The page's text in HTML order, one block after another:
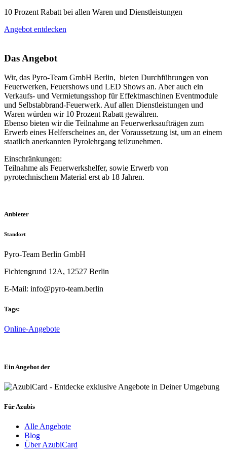
10 Prozent Rabatt bei allen Waren und Dienstleistungen
Angebot entdecken
Das Angebot
Wir, das Pyro-Team GmbH Berlin, bieten Durchführungen von
Feuerwerken, Feuershows und LED Shows an. Aber auch ein
Verkaufs- und Vermietungsshop für Effektmaschinen Eventmodule
und Selbstabbrand-Feuerwerk. Auf allen Dienstleistungen und
Waren würden wir 10 Prozent Rabatt gewähren.
Ebenso bieten wir die Teilnahme an Feuerwerksaufträgen zum
Erwerb eines Helferscheines an, der Voraussetzung ist, um an einem
staatlich anerkannten Pyrolehrgang teilzunehmen.
Einschränkungen:
Teilnahme als Feuerwerkshelfer, sowie Erwerb von
pyrotechnischem Material erst ab 18 Jahren.
Anbieter
Standort
Pyro-Team Berlin GmbH
Fichtengrund 12A, 12527 Berlin
E-Mail: info@pyro-team.berlin
Tags:
Online-Angebote
Ein Angebot der
Für Azubis
Alle Angebote
Blog
Über AzubiCard